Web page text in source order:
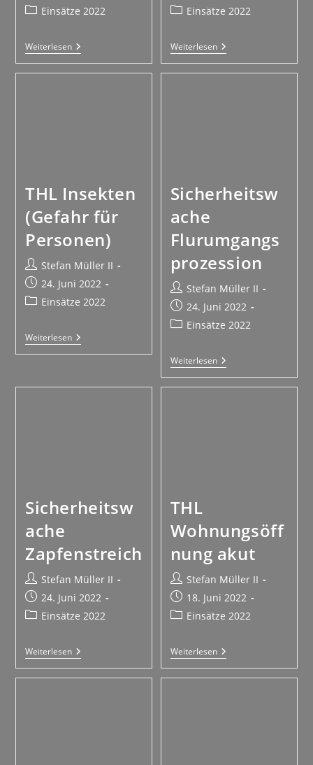
Einsätze 2022
Weiterlesen
Einsätze 2022
Weiterlesen
THL Insekten
(Gefahr für
Personen)
Stefan Müller II
24. Juni 2022
Einsätze 2022
Weiterlesen
Sicherheitsw
ache
Flurumgangs
prozession
Stefan Müller II
24. Juni 2022
Einsätze 2022
Weiterlesen
Sicherheitsw
ache
Zapfenstreich
Stefan Müller II
24. Juni 2022
Einsätze 2022
Weiterlesen
THL
Wohnungsöff
nung akut
Stefan Müller II
18. Juni 2022
Einsätze 2022
Weiterlesen